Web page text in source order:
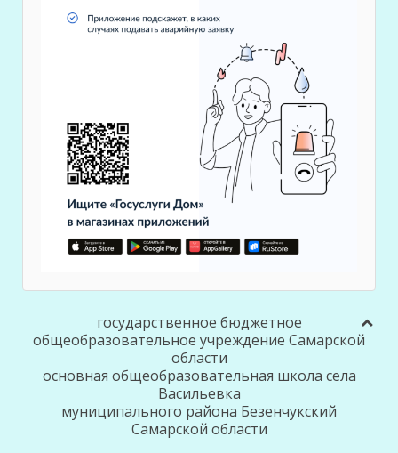
государственное бюджетное
общеобразовательное учреждение Самарской
области
основная общеобразовательная школа села
Васильевка
муниципального района Безенчукский
Самарской области